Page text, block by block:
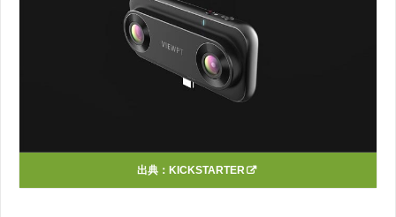
出典： KICKSTARTER